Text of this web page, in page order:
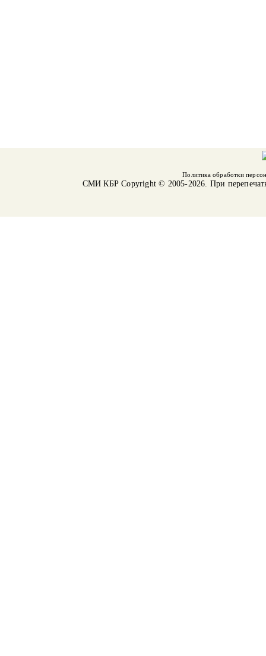
Политика обработки
СМИ КБРCopyright © 2005-2026. При